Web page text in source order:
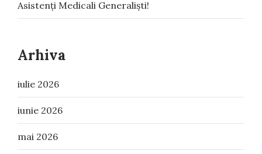
Asistenți Medicali Generaliști!
Arhiva
iulie 2026
iunie 2026
mai 2026